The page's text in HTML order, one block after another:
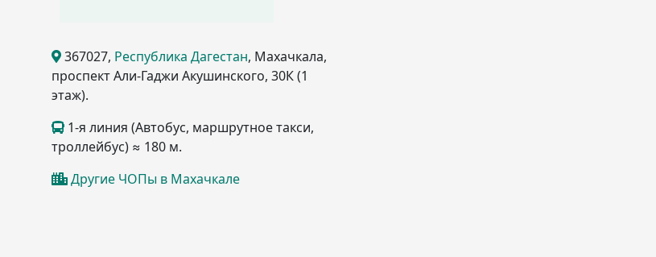
367027, Республика Дагестан, Махачкала,
проспект Али-Гаджи Акушинского, 30К(1
этаж).
1-я линия (Автобус, маршрутное такси,
троллейбус) ≈ 180 м.
Другие ЧОПы в Махачкале